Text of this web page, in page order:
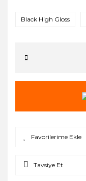
Black High Gloss
Tavsiye Et